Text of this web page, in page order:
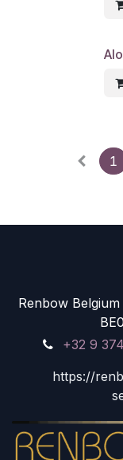
1
Renbow
+32 9
https://